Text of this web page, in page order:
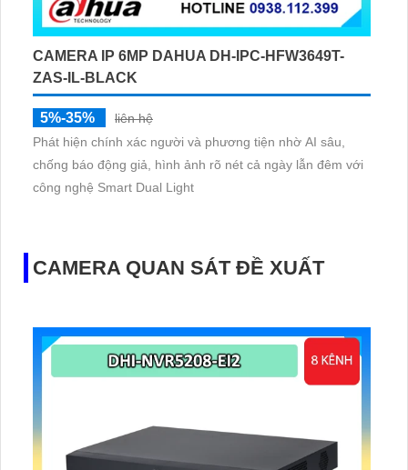
CAMERA IP 6MP DAHUA DH-IPC-HFW3649T-
ZAS-IL-BLACK
5%-35%
liên hệ
Phát hiện chính xác người và phương tiện nhờ AI sâu,
chống báo động giả, hình ảnh rõ nét cả ngày lẫn đêm với
công nghệ Smart Dual Light
CAMERA QUAN SÁT ĐỀ XUẤT